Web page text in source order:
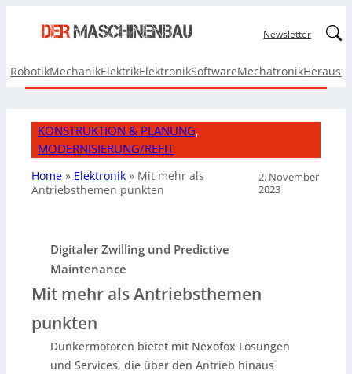
Newsletter
RobotikMechanikElektrikElektronikSoftwareMechatronik
KONSTRUKTION & PLANUNG
MODERNISIERUNG/REFIT
Home » Elektronik » Mit mehr als
Antriebsthemen punkten
2. November
2023
Digitaler Zwilling und Predictive
Maintenance
Mit mehr als Antriebsthemen
punkten
Dunkermotoren bietet mit Nexofox Lösungen
und Services, die über den Antrieb hinaus